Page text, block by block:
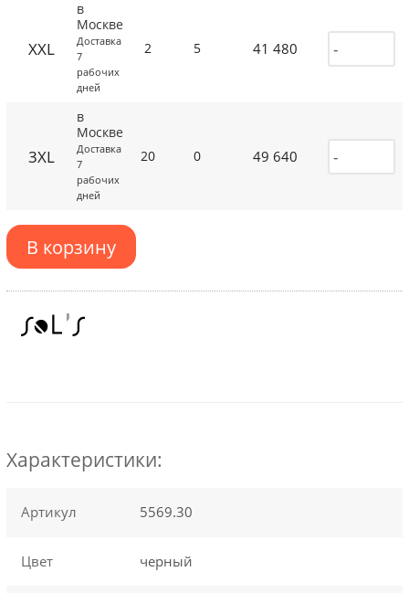
XXL
в
Москве
Доставка
7
рабочих
дней
2 5 41 480
3XL
в
Москве
Доставка
7
рабочих
дней
20 0 49 640
В корзину
Характеристики:
Артикул 5569.30
Цвет черный